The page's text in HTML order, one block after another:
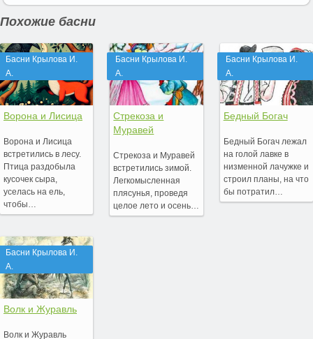
Похожие басни
Басни Крылова И.
А.
Ворона и Лисица
Ворона и Лисица
встретились в лесу.
Птица раздобыла
кусочек сыра,
уселась на ель,
чтобы…
Басни Крылова И.
А.
Волк и Журавль
Волк и Журавль
Басни Крылова И.
А.
Стрекоза и
Муравей
Стрекоза и Муравей
встретились зимой.
Легкомысленная
плясунья, проведя
целое лето и осень…
Басни Крылова И.
А.
Бедный Богач
Бедный Богач лежал
на голой лавке в
низменной лачужке и
строил планы, на что
бы потратил…